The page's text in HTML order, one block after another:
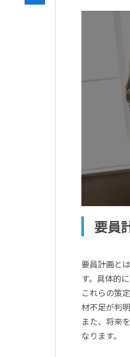
要員
要員計画と
す。具体的
これらの策
材不足が判
また、将来
なります。